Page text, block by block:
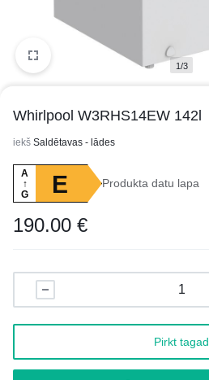
1/3
Whirlpool W3RHS14EW 142l
iekš Saldētavas - lādes
A
↑
G
E Produkta datu lapa
190.00 €
Pirkt tagad